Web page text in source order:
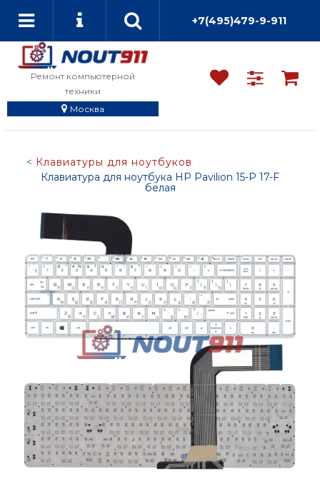
+7(495)479-9-911
Ремонт компьютерной
техники
Москва
Клавиатуры для ноутбуков
Клавиатура для ноутбука HP Pavilion 15-P 17-F
белая